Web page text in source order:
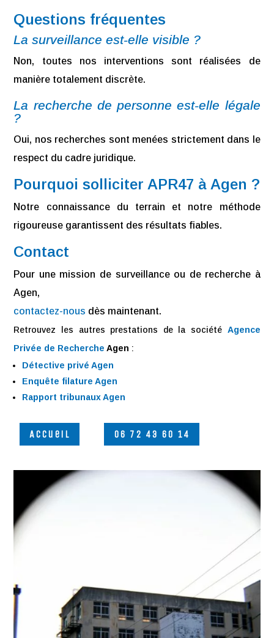
Questions fréquentes
La surveillance est-elle visible ?
Non, toutes nos interventions sont réalisées de
manière totalement discrète.
La recherche de personne est-elle légale
?
Oui, nos recherches sont menées strictement dans le
respect du cadre juridique.
Pourquoi solliciter APR47 à Agen ?
Notre connaissance du terrain et notre méthode
rigoureuse garantissent des résultats fiables.
Contact
Pour une mission de surveillance ou de recherche à
Agen,
contactez-nous dès maintenant.
Retrouvez les autres prestations de la société Agence
Privée de Recherche Agen :
Détective privé Agen
Enquête filature Agen
Rapport tribunaux Agen
Accueil 06 72 43 60 14